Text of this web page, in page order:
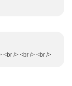
<br /> <br /> <br />